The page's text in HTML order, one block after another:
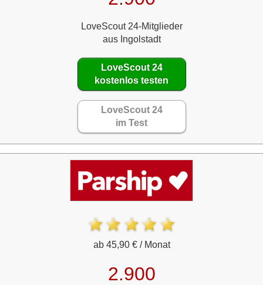
LoveScout 24-Mitglieder
aus Ingolstadt
LoveScout 24
kostenlos testen
LoveScout 24
im Test
ab 45,90 € / Monat
2.900